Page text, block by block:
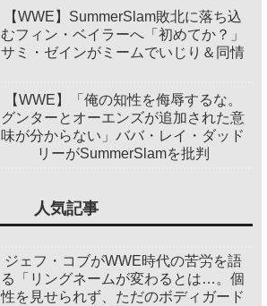
【WWE】SummerSlam敗北に落ち込
むフィン・ベイラーへ「初めてか？」
サミ・ゼインがミームでいじり＆同情
【WWE】「俺の知性を侮辱するな。
グンターとオーエンズが追加された意
味が分からない」ババ・レイ・ダッド
リーがSummerSlamを批判
人気記事
ジェフ・コブがWWE時代の苦労を語
る「リングネームが変わるとは…。個
性を見せられず、ただのボディガード